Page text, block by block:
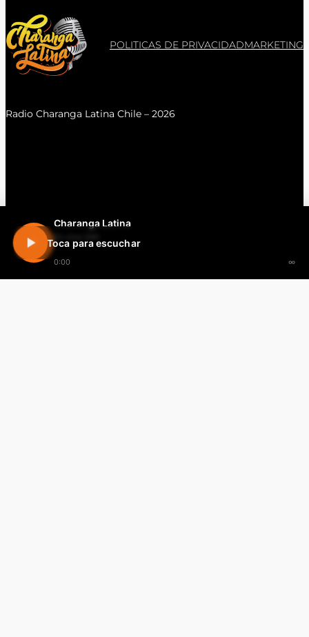
Charanga Latina
En vivo 24h
0:00 ∞
Toca para escuchar
POLITICAS DE PRIVACIDADMARKETING
Radio Charanga Latina Chile – 2026